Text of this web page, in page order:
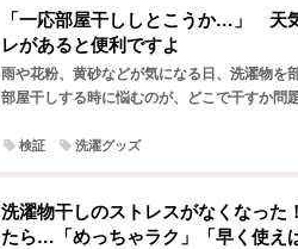
「一応部屋干ししとこうか…」 天
レがあると便利ですよ
雨や花粉、黄砂などが気になる日、洗濯物を
部屋干しする時に悩むのが、どこで干すか問
検証 洗濯グッズ
洗濯物干しのストレスがなくなっ
たら…「めっちゃラク」「早く使え